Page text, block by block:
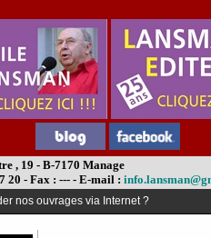
, 19 - B-7170 Manage
20 - Fax : --- - E-mail :
nos ouvrages via Internet ?